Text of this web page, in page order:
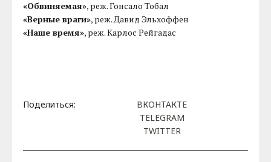
«Обвиняемая», реж. Гонсало Тобал
«Верные враги», реж. Давид Эльхоффен
«Наше время», реж. Карлос Рейгадас
Поделиться:
ВКОНТАКТЕ
TELEGRAM
TWITTER